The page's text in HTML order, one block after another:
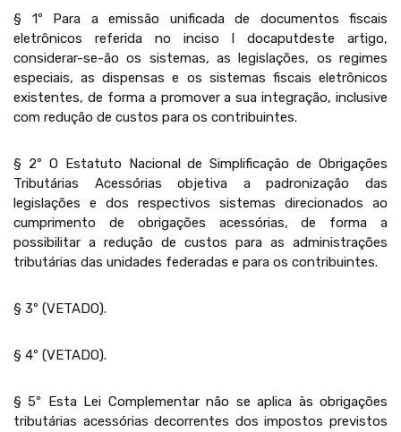
§ 1º Para a emissão unificada de documentos fiscais
eletrônicos referida no inciso I docaputdeste artigo,
considerar-se-ão os sistemas, as legislações, os regimes
especiais, as dispensas e os sistemas fiscais eletrônicos
existentes, de forma a promover a sua integração, inclusive
com redução de custos para os contribuintes.
§ 2º O Estatuto Nacional de Simplificação de Obrigações
Tributárias Acessórias objetiva a padronização das
legislações e dos respectivos sistemas direcionados ao
cumprimento de obrigações acessórias, de forma a
possibilitar a redução de custos para as administrações
tributárias das unidades federadas e para os contribuintes.
§ 3º (VETADO).
§ 4º (VETADO).
§ 5º Esta Lei Complementar não se aplica às obrigações
tributárias acessórias decorrentes dos impostos previstos